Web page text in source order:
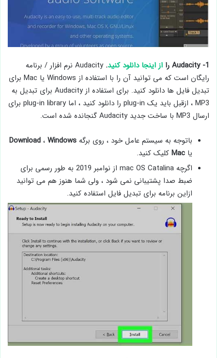
1- Audacity را از اینجا دانلود کنید.
Audacity نرم افزار / برنامه
رایگان است که می توانید آن را با استفاده از Windows یا Mac برای
تبدیل فایل ها دانلود کنید. برای استفاده از Audacity برای تبدیل به
MP3 ، ازقبل باید یک plug-in را دانلود کنید ، اما plug-in library برای
ارسال MP3 با ساخت جدید Audacity گنجانده شده است.
باتوجه به سیستم عامل خود ، روی برگه Download ، Windows
یا Mac کلیک کنید.
اگرچه mac OS Catalina از نوامبر 2019 به طور رسمی برای
ضبط صدا پشتیبانی نمی شود ، ولی شما هنوز هم می توانید
ازاین برنامه برای تبدیل فایل استفاده کنید.